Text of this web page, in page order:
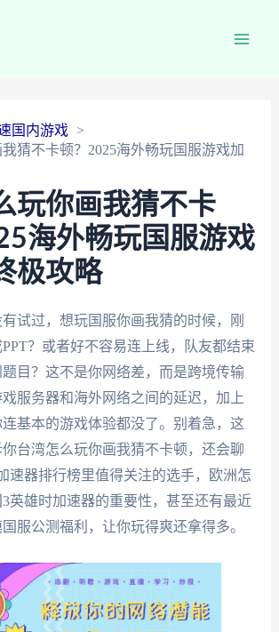
国内游戏
猜不卡顿？2025海外畅玩国服游戏加
玩你画我猜不卡
海外畅玩国服游戏
极攻略
试过，想玩国服你画我猜的时候，刚
？或者好不容易连上线，队友都结束
目？这不是你网络差，而是跨境传输
服务器和海外网络之间的延迟，加上
基本的游戏体验都没了。别着急，这
台湾怎么玩你画我猜不卡顿，还会聊
速器排行榜里值得关注的选手，欧洲怎
英雄时加速器的重要性，甚至还有最近
服公测福利，让你玩得爽还拿得多。